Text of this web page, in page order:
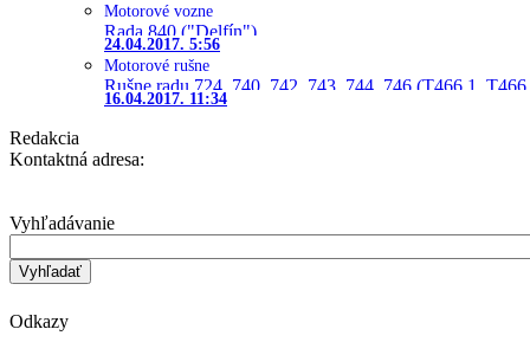
Motorové vozne
Rada 840 ("Delfín")
24.04.2017. 5:56
Motorové rušne
Rušne radu 724, 740, 742, 743, 744, 746 (T466.1,
16.04.2017. 11:34
Redakcia
Kontaktná adresa:
Vyhľadávanie
Odkazy